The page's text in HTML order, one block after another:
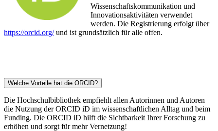
Wissenschaftskommunikation und
Innovationsaktivitäten verwendet
werden. Die Registrierung erfolgt über
https://orcid.org/und ist grundsätzlich für alle offen.
Welche Vorteile hat die ORCID?
Die Hochschulbibliothek empfiehlt allen Autorinnen und Autoren
die Nutzung der ORCID iD im wissenschaftlichen Alltag und beim
Funding. Die ORCID iD hilft die Sichtbarkeit Ihrer Forschung zu
erhöhen und sorgt für mehr Vernetzung!